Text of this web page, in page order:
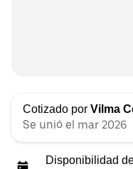
Cotizado por Vilma
Se unió el mar 2026
Disponibilidad